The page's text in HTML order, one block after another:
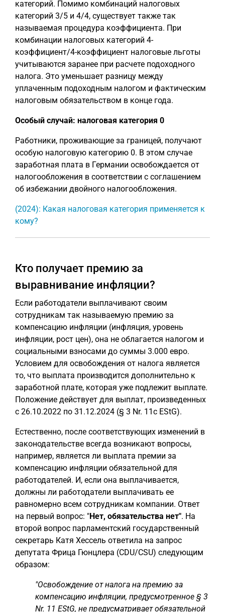
категорий. Помимо комбинаций налоговых
категорий 3/5 и 4/4, существует также так
называемая процедура коэффициента. При
комбинации налоговых категорий 4-
коэффициент/4-коэффициент налоговые льготы
учитываются заранее при расчете подоходного
налога. Это уменьшает разницу между
уплаченным подоходным налогом и фактическим
налоговым обязательством в конце года.
Особый случай: налоговая категория 0
Работники, проживающие за границей, получают
особую налоговую категорию 0. В этом случае
заработная плата в Германии освобождается от
налогообложения в соответствии с соглашением
об избежании двойного налогообложения.
(2024): Какая налоговая категория применяется к
кому?
Кто получает премию за
выравнивание инфляции?
Если работодатели выплачивают своим
сотрудникам так называемую премию за
компенсацию инфляции (инфляция, уровень
инфляции, рост цен), она не облагается налогом и
социальными взносами до суммы 3.000 евро.
Условием для освобождения от налога является
то, что выплата производится дополнительно к
заработной плате, которая уже подлежит выплате.
Положение действует для выплат, произведенных
с 26.10.2022 по 31.12.2024 (§ 3 Nr. 11c EStG).
Естественно, после соответствующих изменений в
законодательстве всегда возникают вопросы,
например, является ли выплата премии за
компенсацию инфляции обязательной для
работодателей. И, если она выплачивается,
должны ли работодатели выплачивать ее
равномерно всем сотрудникам компании. Ответ
на первый вопрос: "Нет, обязательства нет". На
второй вопрос парламентский государственный
секретарь Катя Хессель ответила на запрос
депутата Фрица Гюнцлера (CDU/CSU) следующим
образом:
"Освобождение от налога на премию за
компенсацию инфляции, предусмотренное § 3
Nr. 11 EStG, не предусматривает обязательной